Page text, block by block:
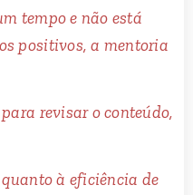
tempo e não está
positivos, a mentoria
revisar o conteúdo,
quanto à eficiência de